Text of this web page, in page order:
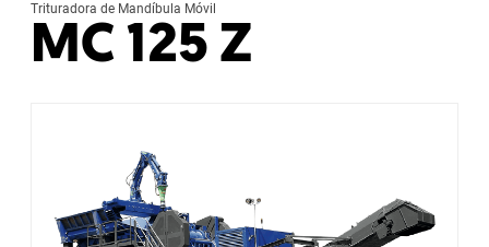
Trituradora de Mandíbula Móvil
MC 125 Z